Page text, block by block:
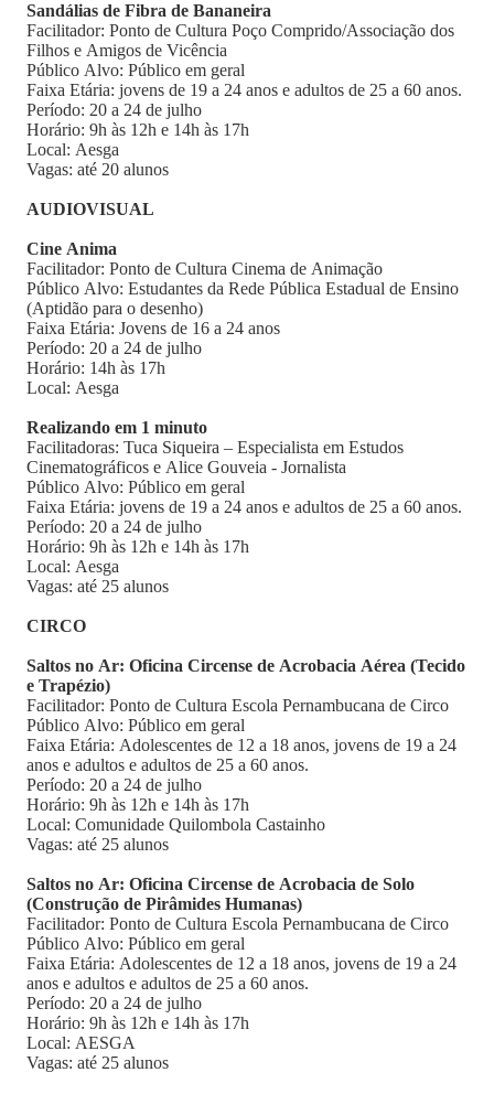
Sandálias de Fibra de Bananeira
Facilitador: Ponto de Cultura Poço Comprido/Associação dos
Filhos e Amigos de Vicência
Público Alvo: Público em geral
Faixa Etária: jovens de 19 a 24 anos e adultos de 25 a 60 anos.
Período: 20 a 24 de julho
Horário: 9h às 12h e 14h às 17h
Local: Aesga
Vagas: até 20 alunos
AUDIOVISUAL
Cine Anima
Facilitador: Ponto de Cultura Cinema de Animação
Público Alvo: Estudantes da Rede Pública Estadual de Ensino
(Aptidão para o desenho)
Faixa Etária: Jovens de 16 a 24 anos
Período: 20 a 24 de julho
Horário: 14h às 17h
Local: Aesga
Realizando em 1 minuto
Facilitadoras: Tuca Siqueira – Especialista em Estudos
Cinematográficos e Alice Gouveia - Jornalista
Público Alvo: Público em geral
Faixa Etária: jovens de 19 a 24 anos e adultos de 25 a 60 anos.
Período: 20 a 24 de julho
Horário: 9h às 12h e 14h às 17h
Local: Aesga
Vagas: até 25 alunos
CIRCO
Saltos no Ar: Oficina Circense de Acrobacia Aérea (Tecido
e Trapézio)
Facilitador: Ponto de Cultura Escola Pernambucana de Circo
Público Alvo: Público em geral
Faixa Etária: Adolescentes de 12 a 18 anos, jovens de 19 a 24
anos e adultos e adultos de 25 a 60 anos.
Período: 20 a 24 de julho
Horário: 9h às 12h e 14h às 17h
Local: Comunidade Quilombola Castainho
Vagas: até 25 alunos
Saltos no Ar: Oficina Circense de Acrobacia de Solo
(Construção de Pirâmides Humanas)
Facilitador: Ponto de Cultura Escola Pernambucana de Circo
Público Alvo: Público em geral
Faixa Etária: Adolescentes de 12 a 18 anos, jovens de 19 a 24
anos e adultos e adultos de 25 a 60 anos.
Período: 20 a 24 de julho
Horário: 9h às 12h e 14h às 17h
Local: AESGA
Vagas: até 25 alunos